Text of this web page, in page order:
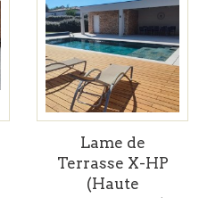
Lame de
Terrasse X-HP
(Haute